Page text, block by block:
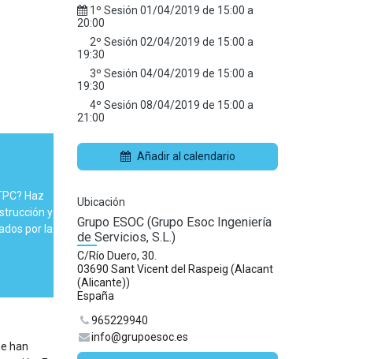
Haz
y
por la
han
1º Sesión 01/04/2019 de 15:00 a
20:00
2º Sesión 02/04/2019 de 15:00 a
19:30
3º Sesión 04/04/2019 de 15:00 a
19:30
4º Sesión 08/04/2019 de 15:00 a
21:00
Añadir al calendario
Ubicación
Grupo ESOC (Grupo Esoc Ingeniería
de Servicios, S.L.)
C/Río Duero, 30.
03690 Sant Vicent del Raspeig (Alacant
(Alicante))
España
965229940
info@grupoesoc.es